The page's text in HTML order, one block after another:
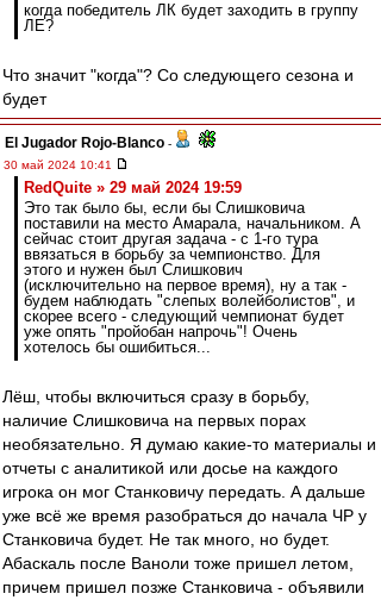
когда победитель ЛК будет заходить в группу
ЛЕ?
Что значит "когда"? Со следующего сезона и
будет
El Jugador Rojo-Blanco -
30 май 2024 10:41
RedQuite » 29 май 2024 19:59
Это так было бы, если бы Слишковича
поставили на место Амарала, начальником. А
сейчас стоит другая задача - с 1-го тура
ввязаться в борьбу за чемпионство. Для
этого и нужен был Слишкович
(исключительно на первое время), ну а так -
будем наблюдать "слепых волейболистов", и
скорее всего - следующий чемпионат будет
уже опять "пройобан напрочь"! Очень
хотелось бы ошибиться...
Лёш, чтобы включиться сразу в борьбу,
наличие Слишковича на первых порах
необязательно. Я думаю какие-то материалы и
отчеты с аналитикой или досье на каждого
игрока он мог Станковичу передать. А дальше
уже всё же время разобраться до начала ЧР у
Станковича будет. Не так много, но будет.
Абаскаль после Ваноли тоже пришел летом,
причем пришел позже Станковича - объявили